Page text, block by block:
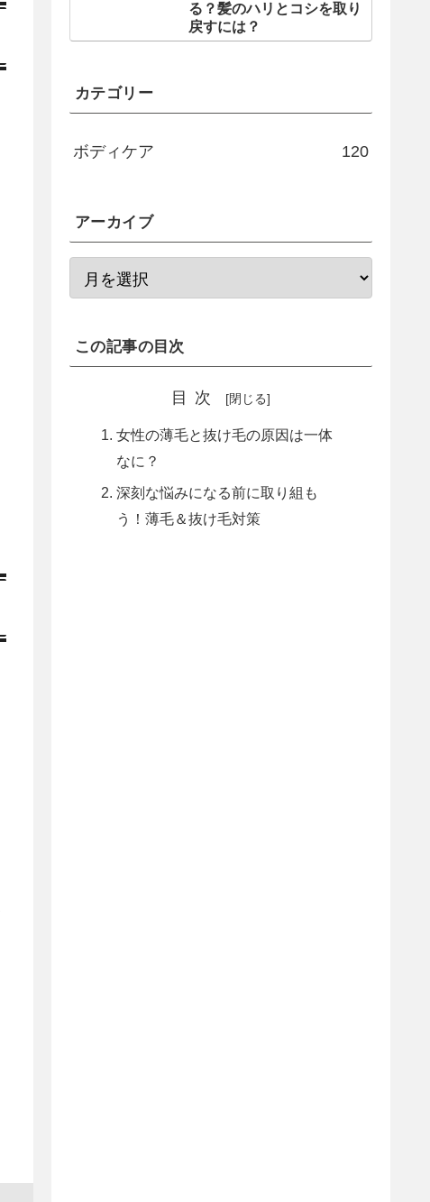
る？髪のハリとコシを取り
戻すには？
カテゴリー
ボディケア 120
アーカイブ
この記事の目次
目次
女性の薄毛と抜け毛の原因は一体
なに？
深刻な悩みになる前に取り組も
う！薄毛＆抜け毛対策